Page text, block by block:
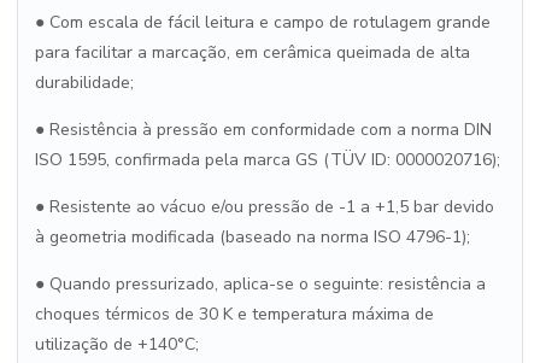
● Com escala de fácil leitura e campo de rotulagem grande
para facilitar a marcação, em cerâmica queimada de alta
durabilidade;
● Resistência à pressão em conformidade com a norma DIN
ISO 1595, confirmada pela marca GS (TÜV ID: 0000020716);
● Resistente ao vácuo e/ou pressão de -1 a +1,5 bar devido
à geometria modificada (baseado na norma ISO 4796-1);
● Quando pressurizado, aplica-se o seguinte: resistência a
choques térmicos de 30 K e temperatura máxima de
utilização de +140°C;